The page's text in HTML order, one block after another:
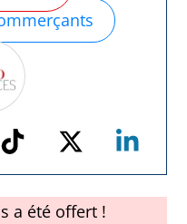
TikTok Twitter
a été offert !